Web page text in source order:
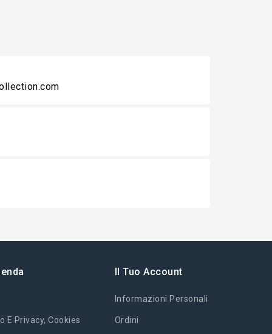
E Privacy, Cookies
Il Tuo Account
Informazioni Personali
Ordini